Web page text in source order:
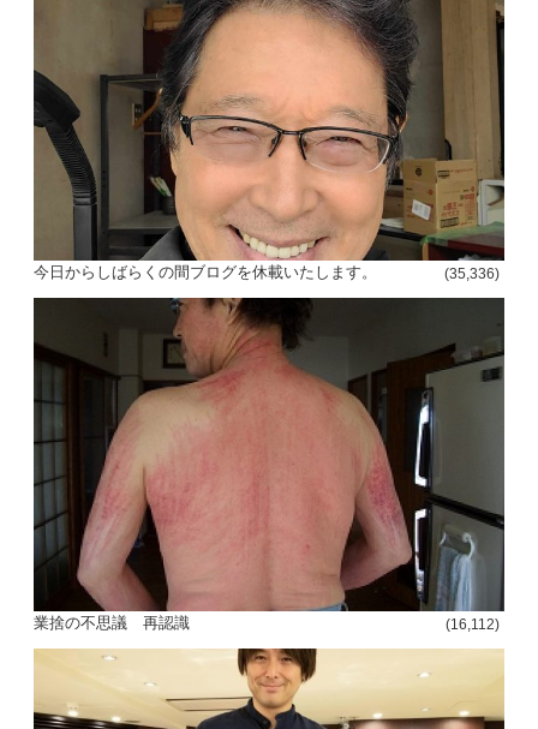
今日からしばらくの間ブログを休載いたします。 (35,336)
業捨の不思議 再認識 (16,112)